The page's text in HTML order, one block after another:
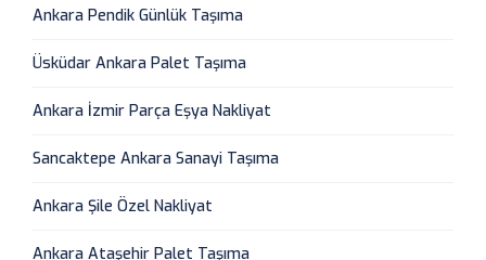
Ankara Pendik Günlük Taşıma
Üsküdar Ankara Palet Taşıma
Ankara İzmir Parça Eşya Nakliyat
Sancaktepe Ankara Sanayi Taşıma
Ankara Şile Özel Nakliyat
Ankara Ataşehir Palet Taşıma